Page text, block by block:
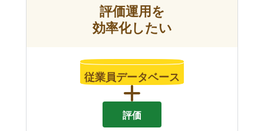
評価運用を
効率化したい
従業員データベース
評価